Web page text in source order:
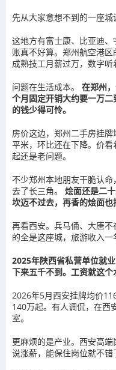
先从大家意想不到的一座
这地方有富士康、比亚迪
账真不好算。郑州航空港区
成熟技工月薪过万，数字听
问题在生活成本。 在郑州
个月固定开销大约要一万
的钱少得可怜。
房价这边，郑州二手房挂
平米，环比还在下降。价
起还是老问题。
不少郑州本地朋友干脆认
去了长三角。 烩面还是二
坎迈不过去，再香的烩面也
再看西安。兵马俑、大唐
的全是这座城，旅游收入一
2025年陕西省私营单位就
下来五千不到。工资就这个
2026年5月西安挂牌均价
140万起。有人调侃，在西
室。
更麻烦的是产业。西安高
说涨薪，能保住岗位就不错